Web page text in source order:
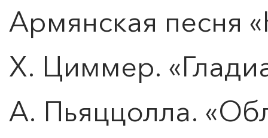
Армянская песня
Х. Циммер.
А. Пьяццолла.